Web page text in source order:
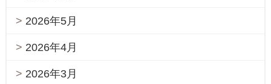
2026年5月
2026年4月
2026年3月